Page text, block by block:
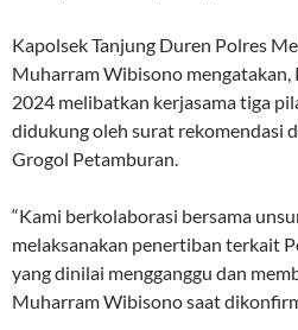
Kapolsek Tanjung Duren Polres
Muharram Wibisono mengatakan,
2024 melibatkan kerjasama tiga
didukung oleh surat rekomendasi
Grogol Petamburan.
“Kami berkolaborasi bersama
melaksanakan penertiban terkait
yang dinilai mengganggu dan
Muharram Wibisono saat